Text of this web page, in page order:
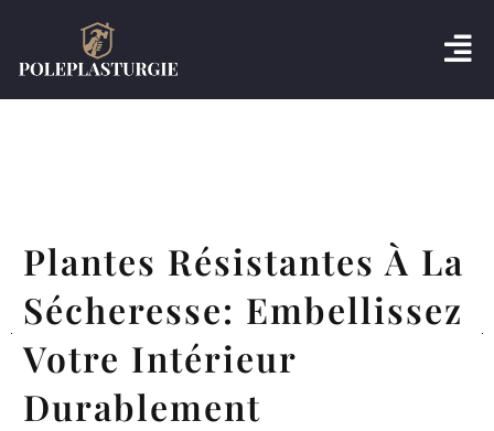
Plantes Résistantes À La
Sécheresse: Embellissez
Votre Intérieur
Durablement